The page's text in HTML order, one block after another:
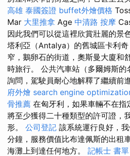
高雄 泰國簽證 buffet外燴價格
Mar 大里推拿 Age 中清路 按摩
因此我們可以從這裡欣賞壯麗的景
塔利亞（Antalya）的舊城區卡利
窄，鵝卵石的街道，奧斯曼大廈和
時旅行。 公共汽車站（多爾姆斯的
詢問，駕駛員耐心地解釋了繼續前
府外燴 search engine
骨推薦 在匈牙利，如果車輛不在指
將至少獲得二十種類型的許可證，
形。 公司登記 該系統運行良好，
分鐘，服務價值比布達佩斯的出租
海灘上到達任何地方。 記帳士 書單